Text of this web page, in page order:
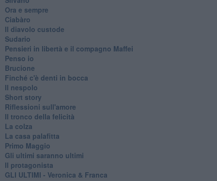
Ora e sempre
Ciabàro
Il diavolo custode
Sudario
Pensieri in libertà e il compagno Maffei
Penso io
Brucione
Finché c'è denti in bocca
Il nespolo
Short story
Riflessioni sull'amore
Il tronco della felicità
La colza
La casa palafitta
Primo Maggio
Gli ultimi saranno ultimi
Il protagonista
GLI ULTIMI - Veronica & Franca